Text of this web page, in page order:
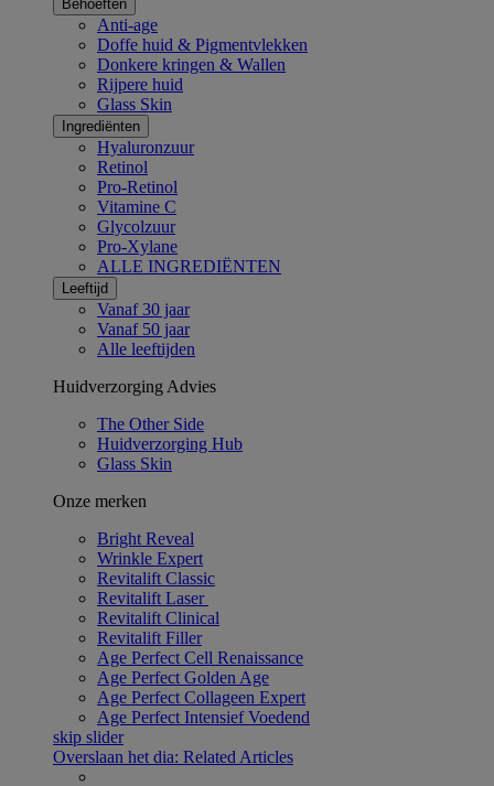
Behoeften
Anti-age
Doffe huid & Pigmentvlekken
Donkere kringen & Wallen
Rijpere huid
Glass Skin
Ingrediënten​
Hyaluronzuur
Retinol
Pro-Retinol
Vitamine C
Glycolzuur
Pro-Xylane
ALLE INGREDIËNTEN
Leeftijd
Vanaf 30 jaar
Vanaf 50 jaar
Alle leeftijden
Huidverzorging Advies
The Other Side
Huidverzorging Hub
Glass Skin
Onze merken
Bright Reveal
Wrinkle Expert
Revitalift Classic
Revitalift Laser ​
Revitalift Clinical
Revitalift Filler
Age Perfect Cell Renaissance
Age Perfect Golden Age
Age Perfect Collageen Expert
Age Perfect Intensief Voedend
skip slider
Overslaan het dia: Related Articles